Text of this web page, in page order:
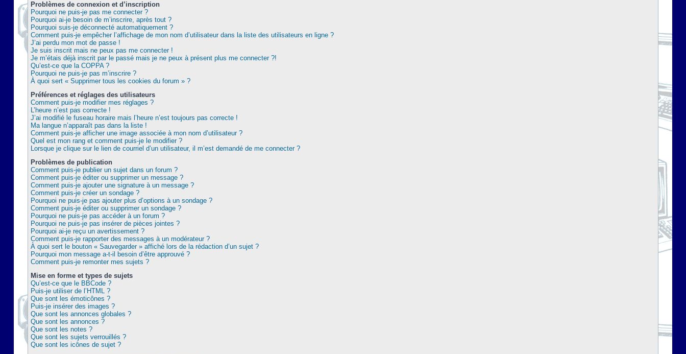
Problèmes de connexion et d’inscription
Pourquoi ne puis-je pas me connecter ?
Pourquoi ai-je besoin de m’inscrire, après tout ?
Pourquoi suis-je déconnecté automatiquement ?
Comment puis-je empêcher l’affichage de mon nom d’utilisateur dans la liste des utilisateurs en ligne ?
J’ai perdu mon mot de passe !
Je suis inscrit mais ne peux pas me connecter !
Je m’étais déjà inscrit par le passé mais je ne peux à présent plus me connecter ?!
Qu’est-ce que la COPPA ?
Pourquoi ne puis-je pas m’inscrire ?
À quoi sert « Supprimer tous les cookies du forum » ?
Préférences et réglages des utilisateurs
Comment puis-je modifier mes réglages ?
L’heure n’est pas correcte !
J’ai modifié le fuseau horaire mais l’heure n’est toujours pas correcte !
Ma langue n’apparaît pas dans la liste !
Comment puis-je afficher une image associée à mon nom d’utilisateur ?
Quel est mon rang et comment puis-je le modifier ?
Lorsque je clique sur le lien de courriel d’un utilisateur, il m’est demandé de me connecter ?
Problèmes de publication
Comment puis-je publier un sujet dans un forum ?
Comment puis-je éditer ou supprimer un message ?
Comment puis-je ajouter une signature à un message ?
Comment puis-je créer un sondage ?
Pourquoi ne puis-je pas ajouter plus d’options à un sondage ?
Comment puis-je éditer ou supprimer un sondage ?
Pourquoi ne puis-je pas accéder à un forum ?
Pourquoi ne puis-je pas insérer de pièces jointes ?
Pourquoi ai-je reçu un avertissement ?
Comment puis-je rapporter des messages à un modérateur ?
À quoi sert le bouton « Sauvegarder » affiché lors de la rédaction d’un sujet ?
Pourquoi mon message a-t-il besoin d’être approuvé ?
Comment puis-je remonter mes sujets ?
Mise en forme et types de sujets
Qu’est-ce que le BBCode ?
Puis-je utiliser de l’HTML ?
Que sont les émoticônes ?
Puis-je insérer des images ?
Que sont les annonces globales ?
Que sont les annonces ?
Que sont les notes ?
Que sont les sujets verrouillés ?
Que sont les icônes de sujet ?